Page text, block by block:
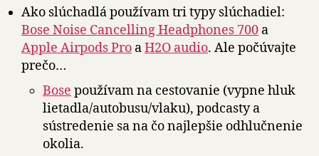
Ako slúchadlá používam tri typy slúchadiel:
Bose Noise Cancelling Headphones 700 a
Apple Airpods Pro aH2O audio. Ale počúvajte
prečo…
Bose používam na cestovanie (vypne hluk
lietadla/autobusu/vlaku), podcasty a
sústredenie sa na čo najlepšie odhlučnenie
okolia.